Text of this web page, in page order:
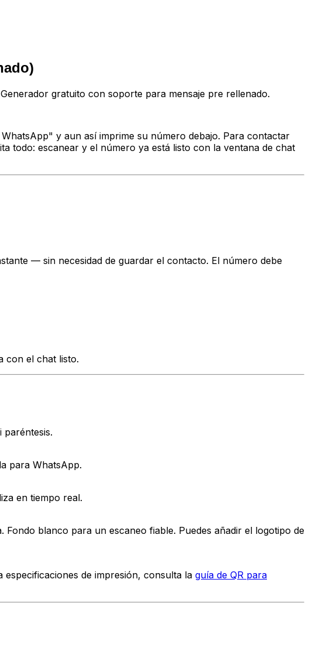
gratuito con soporte para mensaje pre rellenado.
y aun así imprime su número debajo. Para contactar
todo: escanear y el número ya está listo con la ventana de chat
— sin necesidad de guardar el contacto. El número debe
con el chat listo.
paréntesis.
para WhatsApp.
en tiempo real.
blanco para un escaneo fiable. Puedes añadir el logotipo de
especificaciones de impresión, consulta la guía de QR para